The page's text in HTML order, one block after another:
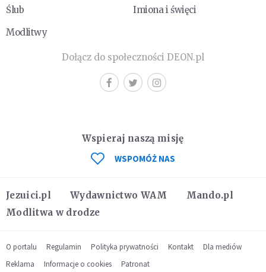
Ślub
Imiona i święci
Modlitwy
Dołącz do społeczności DEON.pl
Jezuici.pl Wydawnictwo WAM
Mando.pl
Modlitwa w drodze
Wspieraj naszą misję
WSPOMÓŻ NAS
O portalu Regulamin Polityka prywatności Kontakt
Dla mediów
Reklama
Informacje o cookies Patronat